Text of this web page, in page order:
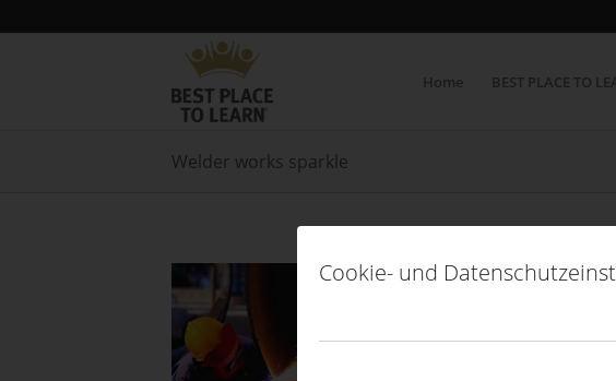
Cookie- und
Home BEST PLACE TO
Welder works sparkle